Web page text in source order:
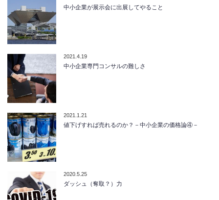
中小企業が展示会に出展してやること
2021.4.19
中小企業専門コンサルの難しさ
2021.1.21
値下げすれば売れるのか？－中小企業の価格論④－
2020.5.25
ダッシュ（奪取？）力